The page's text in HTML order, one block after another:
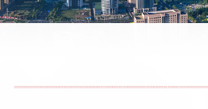
当前位置：首页>政务公开>